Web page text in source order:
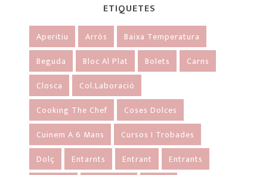
ETIQUETES
Aperitiu Arròs
Baixa Temperatura
Beguda
Bloc Al Plat Bolets
Carns
Closca
Col.laboració
Cooking The Chef
Coses Dolces
Cuinem A 6 Mans
Cursos I Trobades
Dolç
Entarnts Entrant Entrants